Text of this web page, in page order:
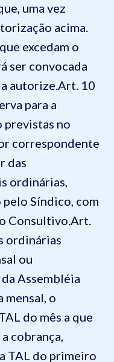
uma vez
acima.
excedam o
ser convocada
autorize.Art. 10
para a
previstas no
correspondente
das
ordinárias,
Síndico, com
Consultivo.Art.
ordinárias
ou
Assembléia
mensal, o
do mês a que
cobrança,
TAL do primeiro